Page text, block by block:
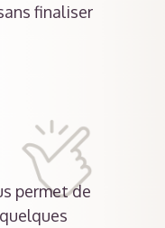
finaliser
permet de